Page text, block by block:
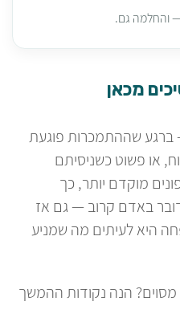
— והחלמה גם.
מכאן
ברגע שההתמכרות פוגעת
או פשוט כשניסיתם
מוקדם יותר, כך
באדם קרוב — גם אז
היא לעיתים מה שמניע
הנה נקודות ההמשך